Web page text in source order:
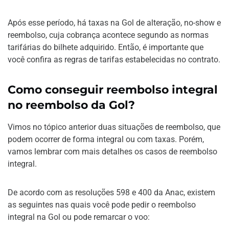
Após esse período, há taxas na Gol de alteração, no-show e
reembolso, cuja cobrança acontece segundo as normas
tarifárias do bilhete adquirido. Então, é importante que
você confira as regras de tarifas estabelecidas no contrato.
Como conseguir reembolso integral
no reembolso da Gol?
Vimos no tópico anterior duas situações de reembolso, que
podem ocorrer de forma integral ou com taxas. Porém,
vamos lembrar com mais detalhes os casos de reembolso
integral.
De acordo com as resoluções 598 e 400 da Anac, existem
as seguintes nas quais você pode pedir o reembolso
integral na Gol ou pode remarcar o voo: